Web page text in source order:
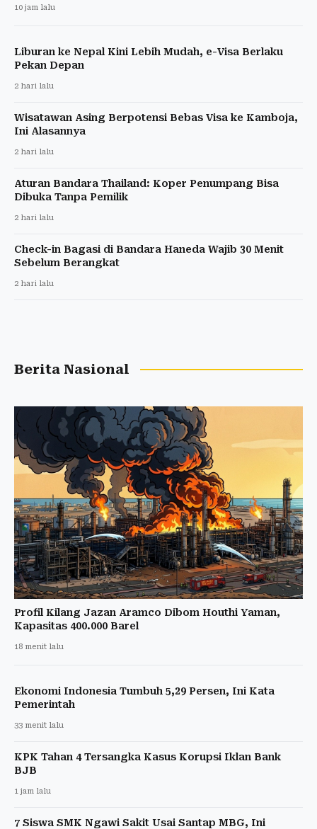
10 jam lalu
Liburan ke Nepal Kini Lebih Mudah, e-Visa Berlaku
Pekan Depan
2 hari lalu
Wisatawan Asing Berpotensi Bebas Visa ke Kamboja,
Ini Alasannya
2 hari lalu
Aturan Bandara Thailand: Koper Penumpang Bisa
Dibuka Tanpa Pemilik
2 hari lalu
Check-in Bagasi di Bandara Haneda Wajib 30 Menit
Sebelum Berangkat
2 hari lalu
Berita Nasional
Profil Kilang Jazan Aramco Dibom Houthi Yaman,
Kapasitas 400.000 Barel
18 menit lalu
Ekonomi Indonesia Tumbuh 5,29 Persen, Ini Kata
Pemerintah
33 menit lalu
KPK Tahan 4 Tersangka Kasus Korupsi Iklan Bank
BJB
1 jam lalu
7 Siswa SMK Ngawi Sakit Usai Santap MBG, Ini